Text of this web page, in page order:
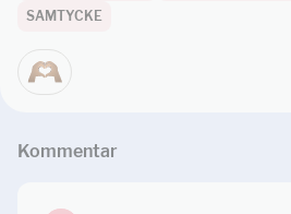
SAMTYCKE
Kommentar